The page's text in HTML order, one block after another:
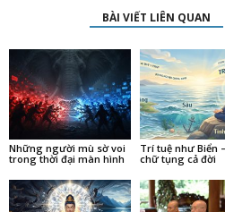
BÀI VIẾT LIÊN QUAN
Những người mù sờ voi
trong thời đại màn hình
Trí tuệ như Biển
chữ tụng cả đời